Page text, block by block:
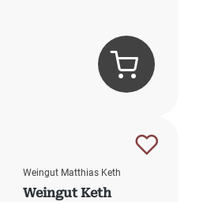
Weingut Matthias Keth
Weingut Keth